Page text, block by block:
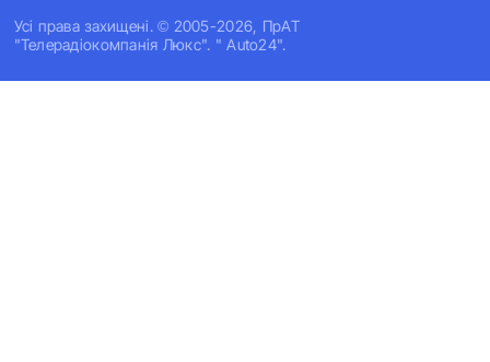
Усi права захищенi. © 2005-2026, ПрАТ
"Телерадіокомпанія Люкс". " Auto24".